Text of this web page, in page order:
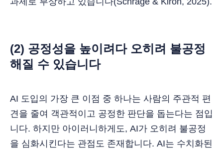
(2) 공정성을 높이려다 오히려 불공정
해질 수 있습니다
AI 도입의 가장 큰 이점 중 하나는 사람의 주관적 편
견을 줄여 객관적이고 공정한 판단을 돕는다는 점입
니다. 하지만 아이러니하게도, AI가 오히려 불공정
을 심화시킨다는 관점도 존재합니다. AI는 수치화된